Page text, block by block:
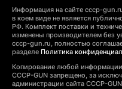
Информация на сайте cccp-
в коем виде не является
РФ. Комплект поставки и
изменены производителем без
cccp-gun.ru, полностью
разделе Политика
Копирование любой
CCCP-GUN запрещено, за
администрации сайта CCCP-GUN